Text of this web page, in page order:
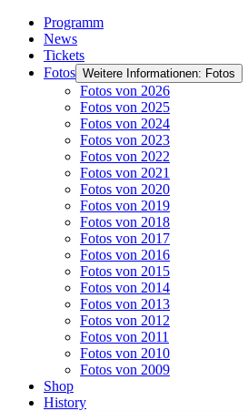
Programm
News
Tickets
Fotos Weitere Informationen: Fotos
Fotos von 2026
Fotos von 2025
Fotos von 2024
Fotos von 2023
Fotos von 2022
Fotos von 2021
Fotos von 2020
Fotos von 2019
Fotos von 2018
Fotos von 2017
Fotos von 2016
Fotos von 2015
Fotos von 2014
Fotos von 2013
Fotos von 2012
Fotos von 2011
Fotos von 2010
Fotos von 2009
Shop
History